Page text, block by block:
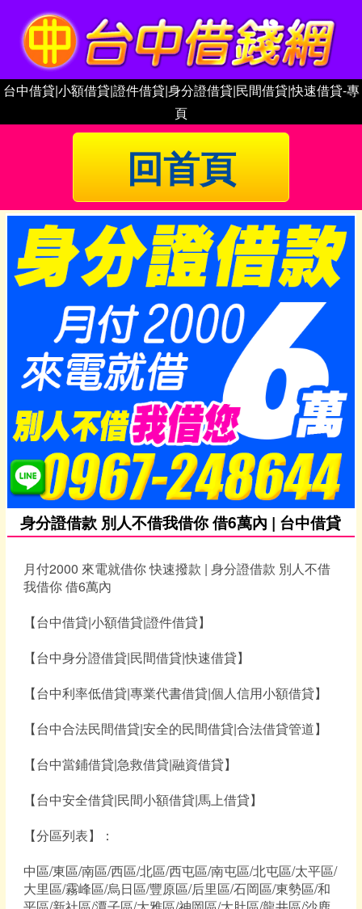
台中借貸|小額借貸|證件借貸|身分證借貸|民間借貸|快速借貸-專
頁
回首頁
身分證借款 別人不借我借你 借6萬內 | 台中借貸
月付2000 來電就借你 快速撥款 | 身分證借款 別人不借
我借你 借6萬內
【台中借貸|小額借貸|證件借貸】
【台中身分證借貸|民間借貸|快速借貸】
【台中利率低借貸|專業代書借貸|個人信用小額借貸】
【台中合法民間借貸|安全的民間借貸|合法借貸管道】
【台中當鋪借貸|急救借貸|融資借貸】
【台中安全借貸|民間小額借貸|馬上借貸】
【分區列表】：
中區/東區/南區/西區/北區/西屯區/南屯區/北屯區/太平區/
大里區/霧峰區/烏日區/豐原區/后里區/石岡區/東勢區/和